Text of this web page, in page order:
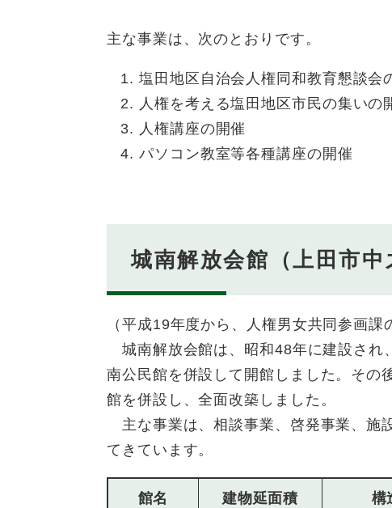
主な事業は、次のとおりです。
塩田地区自治会人権同和教育懇談会
人権を考える塩田地区市民の集いの
人権講座の開催
パソコン教室等各種講座の開催
城南解放会館（上田市
（平成19年度から、人権男女共同参画課
城南解放会館は、昭和48年に建設され
南公民館を併設して開館しました。その
館を併設し、全面改築しました。
主な事業は、相談事業、啓発事業、施
てきています。
館名 建物延面積 構